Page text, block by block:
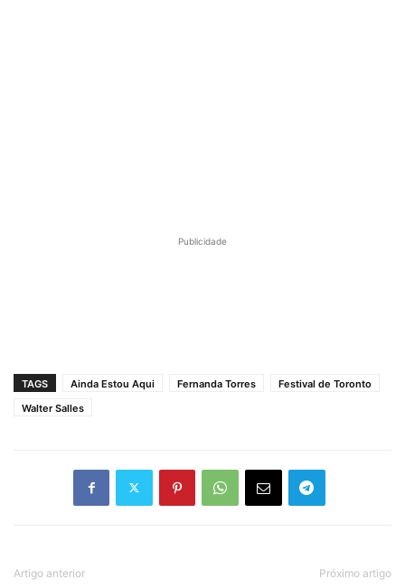
Publicidade
TAGS Ainda Estou Aqui Fernanda Torres
Festival de Toronto
Walter Salles
Artigo anterior Próximo artigo